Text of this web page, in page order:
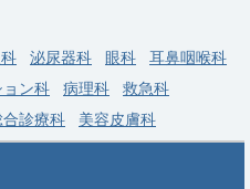
泌尿器科 眼科
耳鼻咽喉科
ョン科 病理科
救急科
合診療科 美容皮膚科